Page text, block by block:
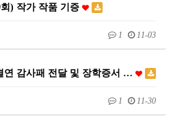
회) 작가 작품 기증
1 11-03
연 감사패 전달 및 장학증서 …
1 11-30